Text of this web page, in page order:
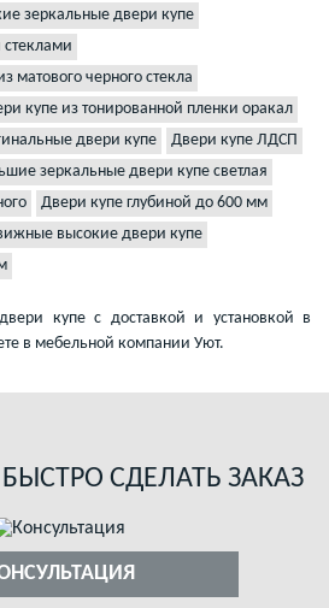
зеркальные двери купе
матового черного стекла
купе из тонированной пленки оракал
двери купе
Двери купе ЛДСП
зеркальные двери купе светлая
Двери купе глубиной до 600 мм
высокие двери купе
купе с доставкой и установкой в
в мебельной компании Уют.
СДЕЛАТЬ ЗАКАЗ